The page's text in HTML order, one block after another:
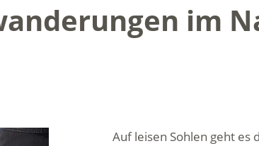
im
Auf leisen Sohlen geht